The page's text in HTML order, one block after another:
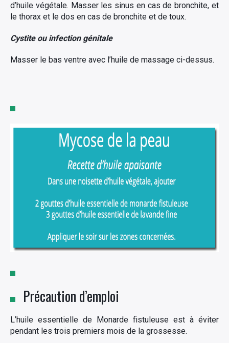
d’huile végétale. Masser les sinus en cas de bronchite, et
le thorax et le dos en cas de bronchite et de toux.
Cystite ou infection génitale
Masser le bas ventre avec l’huile de massage ci-dessus.
Précaution d’emploi
L’huile essentielle de Monarde fistuleuse est à éviter
pendant les trois premiers mois de la grossesse.